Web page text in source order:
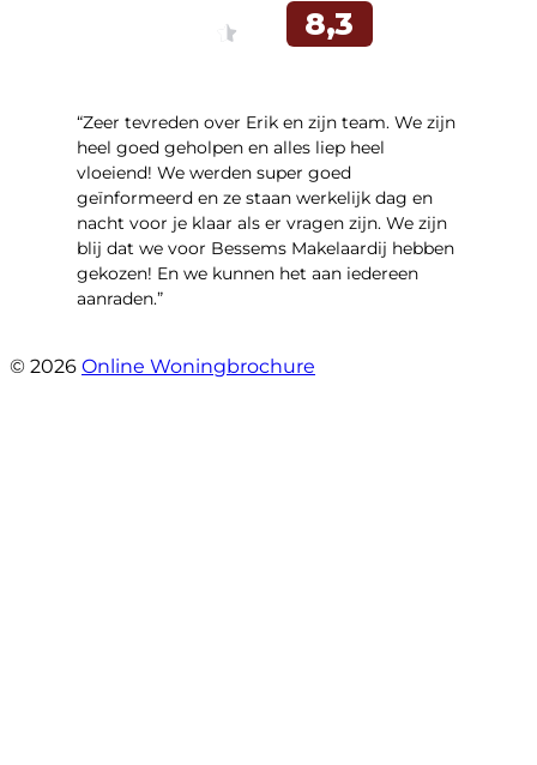
“Zeer tevreden over Erik en zijn team. We zijn
heel goed geholpen en alles liep heel
vloeiend! We werden super goed
geïnformeerd en ze staan werkelijk dag en
nacht voor je klaar als er vragen zijn. We zijn
blij dat we voor Bessems Makelaardij hebben
gekozen! En we kunnen het aan iedereen
aanraden.”
© 2026 Online Woningbrochure